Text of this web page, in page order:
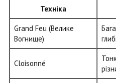
Техніка
Grand Feu (Велике
Вогнище)
Cloisonné